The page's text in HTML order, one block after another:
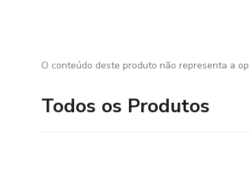
O conteúdo deste produto não representa a
Todos os Produtos